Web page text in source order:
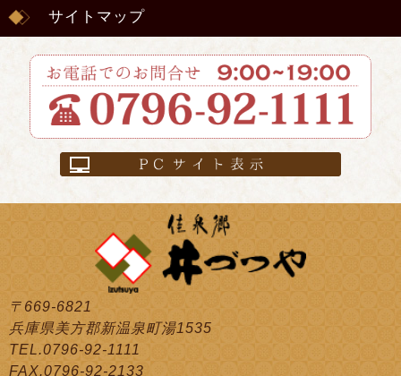
サイトマップ
〒669-6821
兵庫県美方郡新温泉町湯1535
TEL.0796-92-1111
FAX.0796-92-2133